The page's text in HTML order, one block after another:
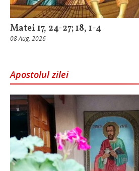
Matei 17, 24-27; 18, 1-4
08 Aug, 2026
Apostolul zilei